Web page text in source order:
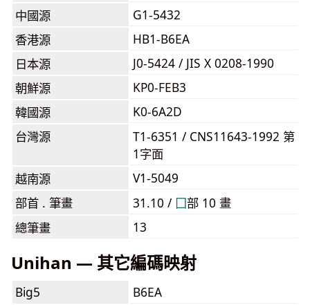
中國源
G1-5432
香港源
HB1-B6EA
日本源
J0-5424 / JIS X 0208-1990
朝鮮源
KP0-FEB3
韓國源
K0-6A2D
台灣源
T1-6351 / CNS11643-1992 第
1字面
越南源
V1-5049
部首 . 筆畫
31.10 / ⼞部 10 畫
總筆畫
13
Unihan — 其它編碼映射
Big5
B6EA